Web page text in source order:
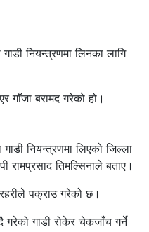
नियन्त्रणमा लिनका लागि
गाँजा बरामद गरेको हो।
नियन्त्रणमा लिएको जिल्ला
रामप्रसाद तिमल्सिनाले बताए।
पक्राउ गरेको छ।
गरेको गाडी रोकेर चेकजाँच गर्ने